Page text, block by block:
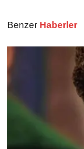
Benzer Haberler